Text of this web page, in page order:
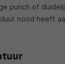
punch of
nood heeft